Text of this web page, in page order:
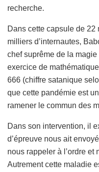
recherche.
Dans cette capsule de
milliers d’internautes,
chef suprême de la magie
exercice de
666 (chiffre satanique
que cette pandémie est
ramener le commun des
Dans son intervention, il
d’épreuve nous ait
nous rappeler à l’ordre et
Autrement cette maladie